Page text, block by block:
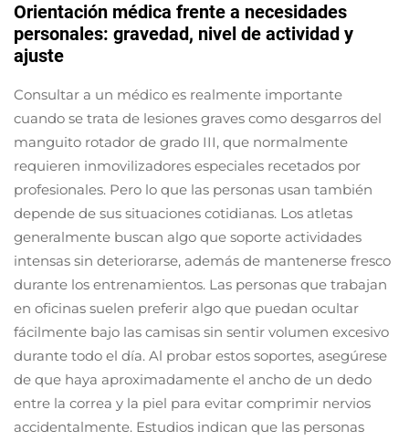
Orientación médica frente a necesidades
personales: gravedad, nivel de actividad y
ajuste
Consultar a un médico es realmente importante
cuando se trata de lesiones graves como desgarros del
manguito rotador de grado III, que normalmente
requieren inmovilizadores especiales recetados por
profesionales. Pero lo que las personas usan también
depende de sus situaciones cotidianas. Los atletas
generalmente buscan algo que soporte actividades
intensas sin deteriorarse, además de mantenerse fresco
durante los entrenamientos. Las personas que trabajan
en oficinas suelen preferir algo que puedan ocultar
fácilmente bajo las camisas sin sentir volumen excesivo
durante todo el día. Al probar estos soportes, asegúrese
de que haya aproximadamente el ancho de un dedo
entre la correa y la piel para evitar comprimir nervios
accidentalmente. Estudios indican que las personas